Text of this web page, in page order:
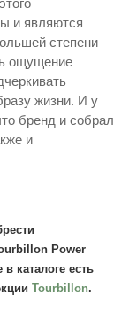
и являются
степени
ощущение
жизни. И у
бренд и собрал
и
Power
каталоге есть
Tourbillon.